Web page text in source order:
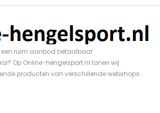
een ruim aanbod betaalbaar
Op Online-hengelsport.nl tonen wij
producten van verschillende webshops.